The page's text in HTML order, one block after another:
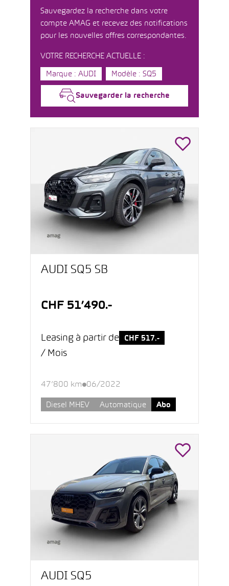
Sauvegardez la recherche dans votre
compte AMAG et recevez des notifications
pour les nouvelles offres correspondantes.
VOTRE RECHERCHE ACTUELLE :
Marque : AUDI Modèle : SQ5
Sauvegarder la recherche
AUDI SQ5 SB
CHF 51’490.-
Leasing à partir de CHF 517.-
/ Mois
47’800 km 06/2022
Diesel MHEV Automatique Abo
AUDI SQ5